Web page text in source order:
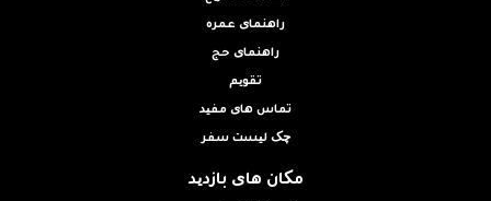
راهنمای عمره
راهنمای حج
تقویم
تماس های مفید
چک لیست سفر
مکان های بازدید